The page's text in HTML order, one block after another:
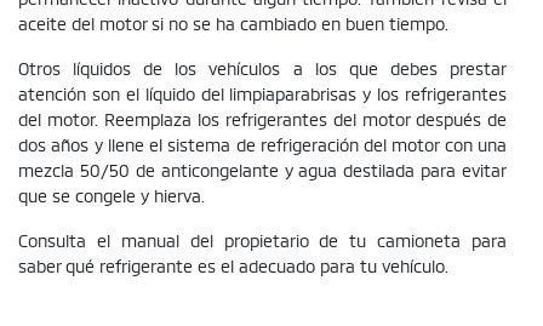
aceite del motor si no se ha cambiado en buen tiempo.
Otros líquidos de los vehículos a los que debes prestar
atención son el líquido del limpiaparabrisas y los refrigerantes
del motor. Reemplaza los refrigerantes del motor después de
dos años y llene el sistema de refrigeración del motor con una
mezcla 50/50 de anticongelante y agua destilada para evitar
que se congele y hierva.
Consulta el manual del propietario de tu camioneta para
saber qué refrigerante es el adecuado para tu vehículo.